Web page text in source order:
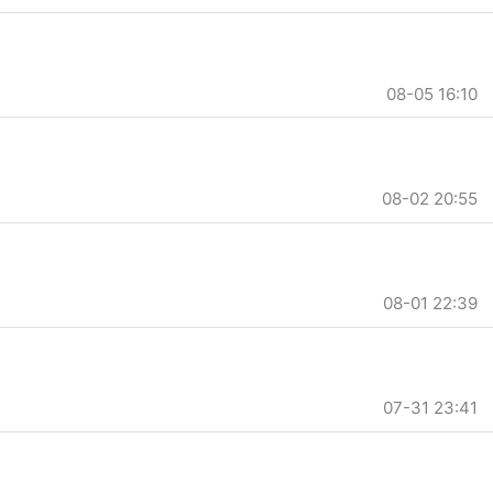
08-05 16:10
08-02 20:55
08-01 22:39
07-31 23:41